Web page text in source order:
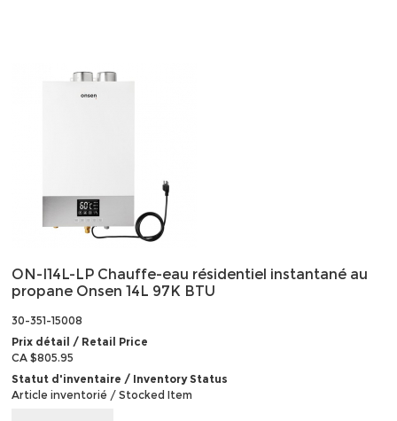
ON-I14L-LP Chauffe-eau résidentiel instantané au
propane Onsen 14L 97K BTU
30-351-15008
Prix détail / Retail Price
CA $805.95
Statut d'inventaire / Inventory Status
Article inventorié / Stocked Item